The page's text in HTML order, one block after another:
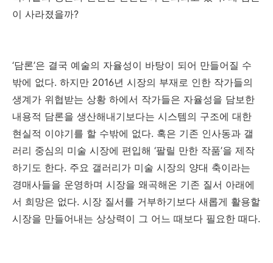
이 사라졌을까?
‘담론’은 결국 예술의 자율성이 바탕이 되어 만들어질 수
밖에 없다. 하지만 2016년 시장의 부재로 인한 작가들의
생계가 위협받는 상황 하에서 작가들은 자율성을 담보한
내용적 담론을 생산해내기보다는 시스템의 구조에 대한
현실적 이야기를 할 수밖에 없다. 혹은 기존 인사동과 갤
러리 중심의 미술 시장에 편입해 ‘팔릴 만한 작품’을 제작
하기도 한다. 주요 갤러리가 미술 시장의 양대 축이라는
경매사들을 운영하며 시장을 왜곡해온 기존 질서 아래에
서 희망은 없다. 시장 질서를 거부하기보다 새롭게 활용할
시장을 만들어내는 상상력이 그 어느 때보다 필요한 때다.